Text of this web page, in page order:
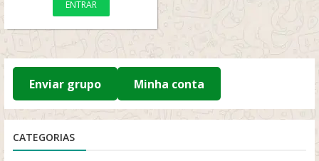
ENTRAR
Enviar grupo Minha conta
CATEGORIAS